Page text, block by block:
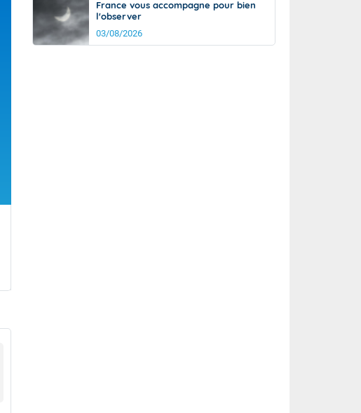
France vous accompagne pour bien
l'observer
03/08/2026